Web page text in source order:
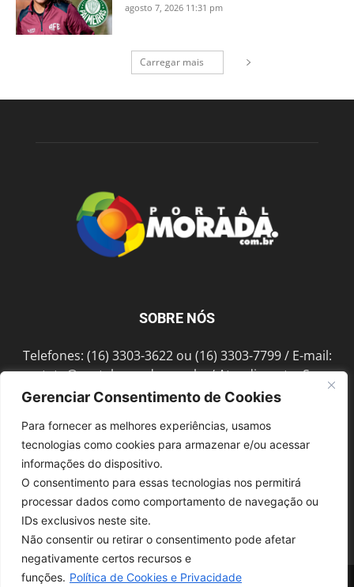
Gerenciar Consentimento de Cookies
Para fornecer as melhores experiências, usamos
tecnologias como cookies para armazenar e/ou acessar
informações do dispositivo.
O consentimento para essas tecnologias nos permitirá
processar dados como comportamento de navegação ou
IDs exclusivos neste site.
Não consentir ou retirar o consentimento pode afetar
negativamente certos recursos e
funções. Política de Cookies e Privacidade
agosto 7, 2026 11:31 pm
Carregar mais
SOBRE NÓS
Telefones: (16) 3303-3622 ou (16) 3303-7799 / E-mail:
contato@portalmorada.com.br/ Atendimento: Seg a
Sex das 8h às 18h / Endereço: Av. Bento de Abreu, 889
SIGA-NOS
© 1997-2022, GRUPO ROBERTO MONTORO É proibida a reprodução do